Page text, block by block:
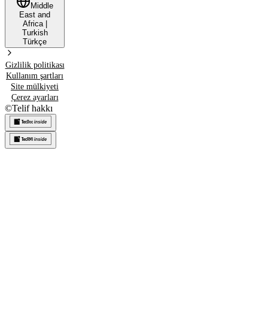
Middle
East and
Africa|
Turkish
Türkçe
Gizlilik politikası
Kullanım şartları
Site mülkiyeti
Çerez ayarları
©Telif hakkı